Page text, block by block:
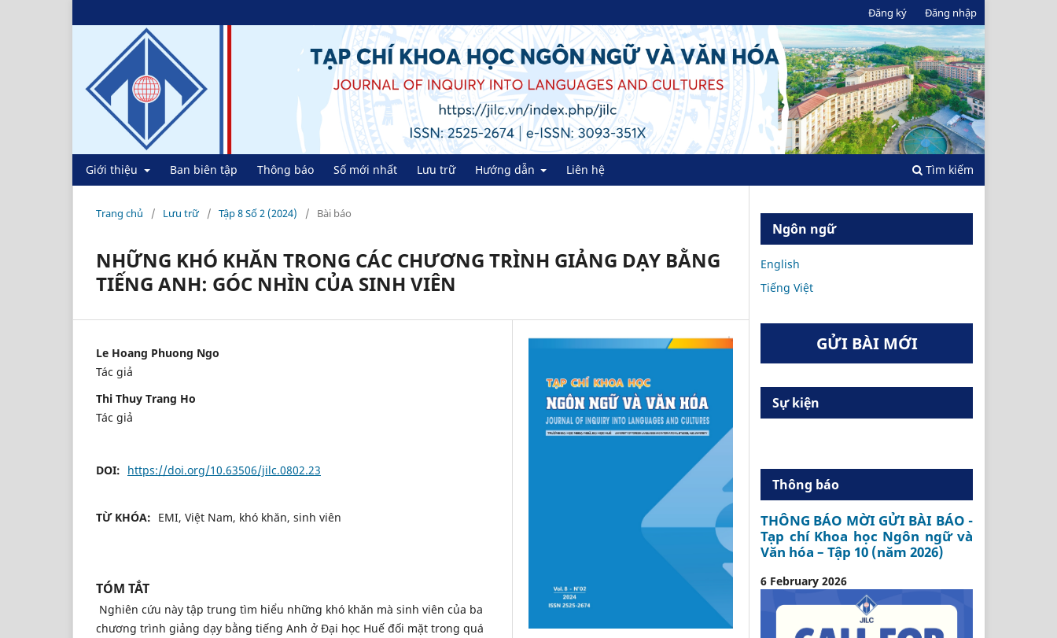
Giới thiệu Ban biên tập Thông báo Số mới nhất Lưu trữ Hướng dẫn Liên hệ Tìm kiếm
Đăng ký Đăng nhập
Trang chủ / Lưu trữ / Tập 8 Số 2 (2024) / Bài báo
NHỮNG KHÓ KHĂN TRONG CÁC CHƯƠNG TRÌNH GIẢNG DẠY BẰNG
TIẾNG ANH: GÓC NHÌN CỦA SINH VIÊN
Le Hoang Phuong Ngo
Tác giả
Thi Thuy Trang Ho
Tác giả
DOI: https://doi.org/10.63506/jilc.0802.23
TỪ KHÓA: EMI, Việt Nam, khó khăn, sinh viên
TÓM TẮT
Nghiên cứu này tập trung tìm hiểu những khó khăn mà sinh viên của ba
chương trình giảng dạy bằng tiếng Anh ở Đại học Huế đối mặt trong quá
Ngôn ngữ
English
Tiếng Việt
GỬI BÀI MỚI
Sự kiện
Thông báo
THÔNG BÁO MỜI GỬI BÀI BÁO -
Tạp chí Khoa học Ngôn ngữ và
Văn hóa – Tập 10 (năm 2026)
6 February 2026